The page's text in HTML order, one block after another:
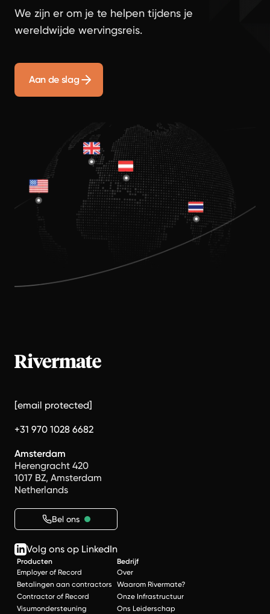
We zijn er om je te helpen tijdens je
wereldwijde wervingsreis.
Aan de slag
[email protected]
+31 970 1028 6682
Amsterdam
Herengracht 420
1017 BZ, Amsterdam
Netherlands
Bel ons
Volg ons op LinkedIn
Producten
Employer of Record
Betalingen aan contractors
Contractor of Record
Visumondersteuning
Bedrijf
Over
Waarom Rivermate?
Onze Infrastructuur
Ons Leiderschap